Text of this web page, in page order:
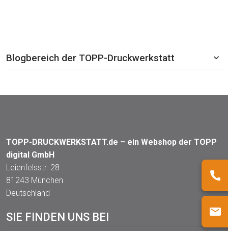
Blogbereich der TOPP-Druckwerkstatt
TOPP-DRUCKWERKSTATT.de – ein Webshop der TOPP
digital GmbH
Leienfelsstr. 28
81243 München
Deutschland
SIE FINDEN UNS BEI